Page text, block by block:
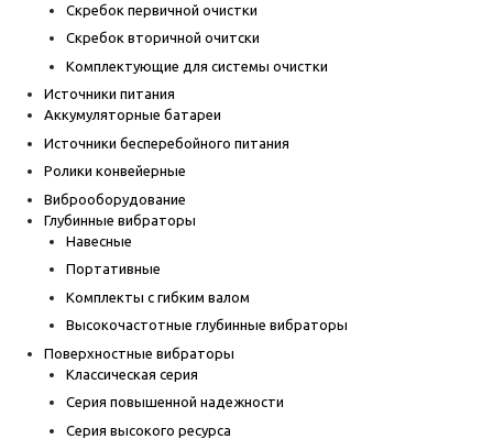
Скребок первичной очистки
Скребок вторичной очитски
Комплектующие для системы очистки
Источники питания
Аккумуляторные батареи
Источники бесперебойного питания
Ролики конвейерные
Виброоборудование
Глубинные вибраторы
Навесные
Портативные
Комплекты с гибким валом
Высокочастотные глубинные вибраторы
Поверхностные вибраторы
Классическая серия
Серия повышенной надежности
Серия высокого ресурса